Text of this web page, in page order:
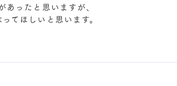
ったと思いますが、
てほしいと思います。